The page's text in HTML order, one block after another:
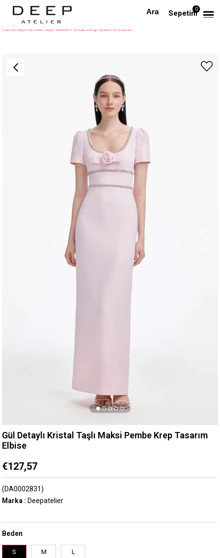
Sepetim0
Anasayfa TÜM ELBİSELER
Gül Detaylı Kristal Taşlı Maksi Pembe Krep Tasarım Elbise
Gül Detaylı Kristal Taşlı Maksi Pembe Krep Tasarım
Elbise
€127,57
(DA0002831)
Marka : Deepatelier
Beden
S M L